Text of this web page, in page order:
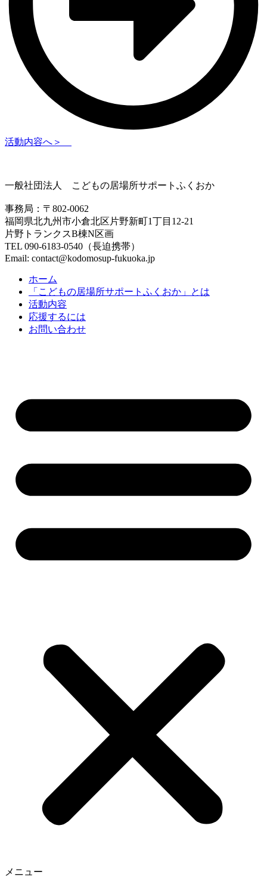
活動内容へ＞
一般社団法人 こどもの居場所サポートふくおか
事務局：〒802-0062
福岡県北九州市小倉北区片野新町1丁目12-21
片野トランクスB棟N区画
TEL 090-6183-0540（長迫携帯）
Email: contact@kodomosup-fukuoka.jp
ホーム
「こどもの居場所サポートふくおか」とは
活動内容
応援するには
お問い合わせ
メニュー